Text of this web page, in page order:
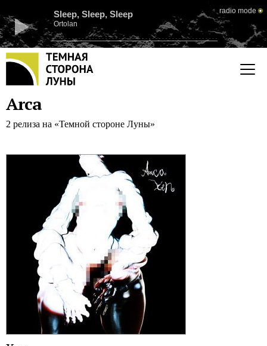
Sleep, Sleep, Sleep
Ortolan
radio mode
Arca
2 релиза на «Темной стороне Луны»